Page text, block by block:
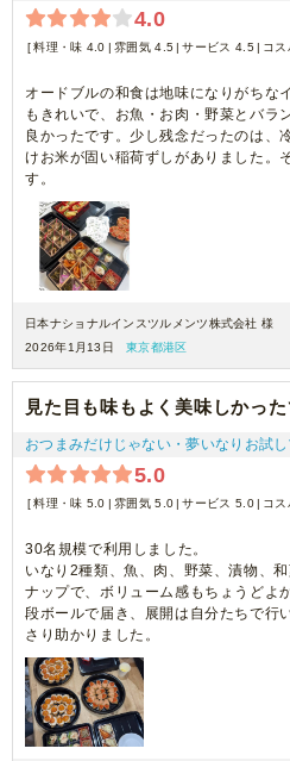
4.0
料理・味 4.0 雰囲気 4.5 サービス 4.5 コ
オードブルの和食は地味になりがちな
もきれいで、お魚・お肉・野菜とバラ
良かったです。少し残念だったのは、
けお米が固い稲荷ずしがありました。
す。
日本ナショナルインスツルメンツ株式会社 様
2026年1月13日
東京都港区
見た目も味もよく美味しかった
おつまみだけじゃない・夢いなりお試
5.0
料理・味 5.0 雰囲気 5.0 サービス 5.0 コ
30名規模で利用しました。
いなり2種類、魚、肉、野菜、漬物、
ナップで、ボリューム感もちょうどよ
段ボールで届き、展開は自分たちで行
さり助かりました。